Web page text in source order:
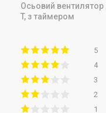
Осьовий вентилятор
T, з таймером
5
4
3
2
1